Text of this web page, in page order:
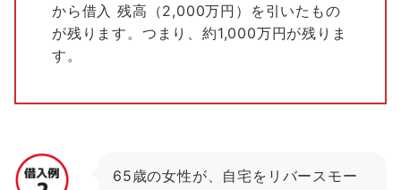
から借入 残高（2,000万円）を引いたもの
が残ります。つまり、約1,000万円が残りま
す。
65歳の女性が、自宅をリバースモー